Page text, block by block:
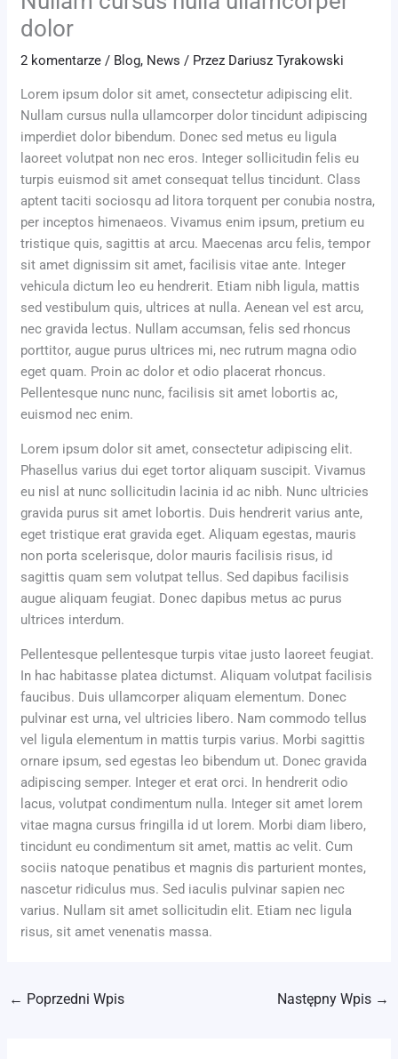
dolor
2 komentarze / Blog, News / Przez Dariusz Tyrakowski
Lorem ipsum dolor sit amet, consectetur adipiscing elit.
Nullam cursus nulla ullamcorper dolor tincidunt adipiscing
imperdiet dolor bibendum. Donec sed metus eu ligula
laoreet volutpat non nec eros. Integer sollicitudin felis eu
turpis euismod sit amet consequat tellus tincidunt. Class
aptent taciti sociosqu ad litora torquent per conubia nostra,
per inceptos himenaeos. Vivamus enim ipsum, pretium eu
tristique quis, sagittis at arcu. Maecenas arcu felis, tempor
sit amet dignissim sit amet, facilisis vitae ante. Integer
vehicula dictum leo eu hendrerit. Etiam nibh ligula, mattis
sed vestibulum quis, ultrices at nulla. Aenean vel est arcu,
nec gravida lectus. Nullam accumsan, felis sed rhoncus
porttitor, augue purus ultrices mi, nec rutrum magna odio
eget quam. Proin ac dolor et odio placerat rhoncus.
Pellentesque nunc nunc, facilisis sit amet lobortis ac,
euismod nec enim.
Lorem ipsum dolor sit amet, consectetur adipiscing elit.
Phasellus varius dui eget tortor aliquam suscipit. Vivamus
eu nisl at nunc sollicitudin lacinia id ac nibh. Nunc ultricies
gravida purus sit amet lobortis. Duis hendrerit varius ante,
eget tristique erat gravida eget. Aliquam egestas, mauris
non porta scelerisque, dolor mauris facilisis risus, id
sagittis quam sem volutpat tellus. Sed dapibus facilisis
augue aliquam feugiat. Donec dapibus metus ac purus
ultrices interdum.
Pellentesque pellentesque turpis vitae justo laoreet feugiat.
In hac habitasse platea dictumst. Aliquam volutpat facilisis
faucibus. Duis ullamcorper aliquam elementum. Donec
pulvinar est urna, vel ultricies libero. Nam commodo tellus
vel ligula elementum in mattis turpis varius. Morbi sagittis
ornare ipsum, sed egestas leo bibendum ut. Donec gravida
adipiscing semper. Integer et erat orci. In hendrerit odio
lacus, volutpat condimentum nulla. Integer sit amet lorem
vitae magna cursus fringilla id ut lorem. Morbi diam libero,
tincidunt eu condimentum sit amet, mattis ac velit. Cum
sociis natoque penatibus et magnis dis parturient montes,
nascetur ridiculus mus. Sed iaculis pulvinar sapien nec
varius. Nullam sit amet sollicitudin elit. Etiam nec ligula
risus, sit amet venenatis massa.
← Poprzedni Wpis Następny Wpis →